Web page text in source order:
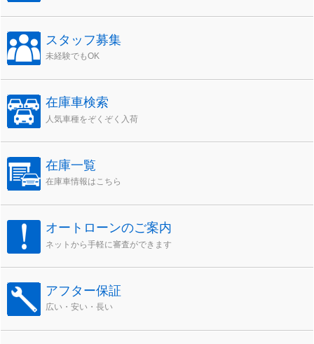
スタッフ募集
未経験でもOK
在庫車検索
人気車種をぞくぞく入荷
在庫一覧
在庫車情報はこちら
オートローンのご案内
ネットから手軽に審査ができます
アフター保証
広い・安い・長い